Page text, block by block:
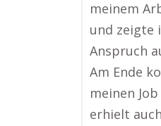
meinem
und zeigte
Anspruch
Am Ende
meinen
erhielt